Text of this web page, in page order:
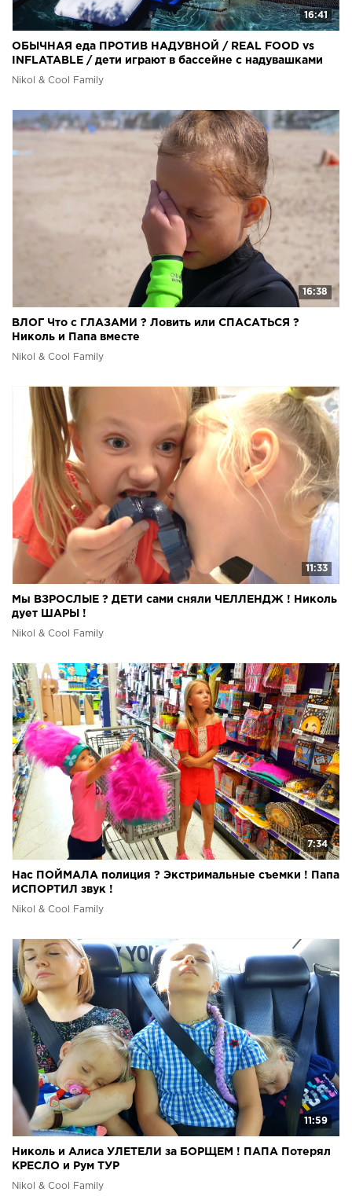
16:41
ОБЫЧНАЯ еда ПРОТИВ НАДУВНОЙ / REAL FOOD vs
INFLATABLE / дети играют в бассейне с надувашками
Николь
Nikol & Cool Family
16:38
ВЛОГ Что с ГЛАЗАМИ ? Ловить или СПАСАТЬСЯ ?
Николь и Папа вместе
Nikol & Cool Family
11:33
Мы ВЗРОСЛЫЕ ? ДЕТИ сами сняли ЧЕЛЛЕНДЖ ! Николь
дует ШАРЫ !
Nikol & Cool Family
7:34
Нас ПОЙМАЛА полиция ? Экстримальные съемки ! Папа
ИСПОРТИЛ звук !
Nikol & Cool Family
11:59
Николь и Алиса УЛЕТЕЛИ за БОРЩЕМ ! ПАПА Потерял
КРЕСЛО и Рум ТУР
Nikol & Cool Family